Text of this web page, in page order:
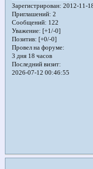
Зарегистрирован: 2012-11-
Приглашений: 2
Сообщений: 122
Уважение: [+1/-0]
Позитив: [+0/-0]
Провел на форуме:
3 дня 18 часов
Последний визит:
2026-07-12 00:46:55